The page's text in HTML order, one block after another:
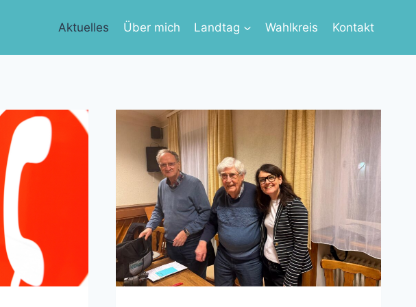
Aktuelles Über mich Landtag Wahlkreis Kontakt